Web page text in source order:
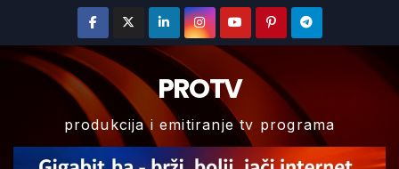
content
PROTV
produkcija i emitiranje tv programa